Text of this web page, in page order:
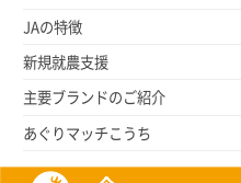
JAの特徴
新規就農支援
主要ブランドのご紹介
あぐりマッチこうち